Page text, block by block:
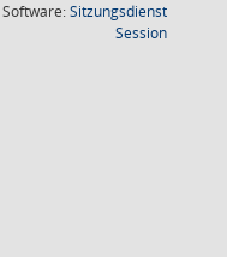
Software:Sitzungsdienst
Session(Wird in